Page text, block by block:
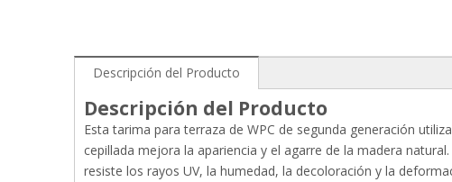
Descripción del Producto
Descripción del Producto
Esta tarima para terraza de WPC de segunda generación
cepillada mejora la apariencia y el agarre de la madera
resiste los rayos UV, la humedad, la decoloración y la